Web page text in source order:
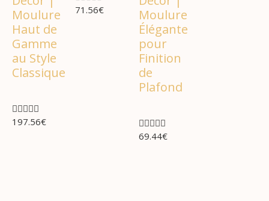
Moulure
Haut de
Gamme
au Style
Classique

197.56€
71.56€
Moulure
Élégante
pour
Finition
de
Plafond

69.44€